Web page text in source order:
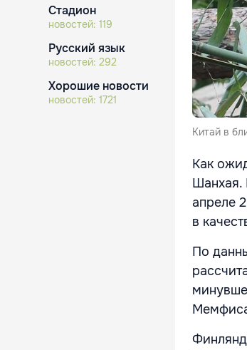
Стадион
новостей: 119
Русский язык
новостей: 292
Хорошие новости
новостей: 1721
Китай в
Как
Шанхая.
апреле
в
По